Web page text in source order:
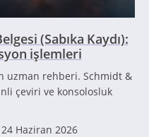
(Sabıka Kaydı):
işlemleri
uzman rehberi. Schmidt &
çeviri ve konsolosluk
24 Haziran 2026